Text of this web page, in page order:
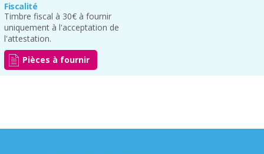
Fiscalité
Timbre fiscal à 30€ à fournir
uniquement à l'acceptation de
l'attestation.
Pièces à fournir